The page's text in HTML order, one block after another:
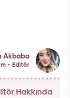
Akbaba
- Editör
Hakkında